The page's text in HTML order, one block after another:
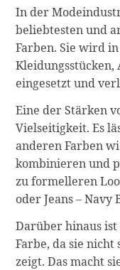
In der
beliebtesten und
Farben. Sie wird
Kleidungsstücken,
eingesetzt und
Eine der Stärken
Vielseitigkeit. Es
anderen Farben
kombinieren und
zu formelleren
oder Jeans –
Darüber hinaus
Farbe, da sie nicht
zeigt. Das macht